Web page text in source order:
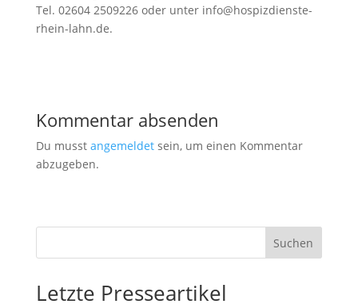
Tel. 02604 2509226 oder unter info@hospizdienste-
rhein-lahn.de.
Kommentar absenden
Du musst angemeldetsein, um einen Kommentar
abzugeben.
Suchen
Letzte Presseartikel